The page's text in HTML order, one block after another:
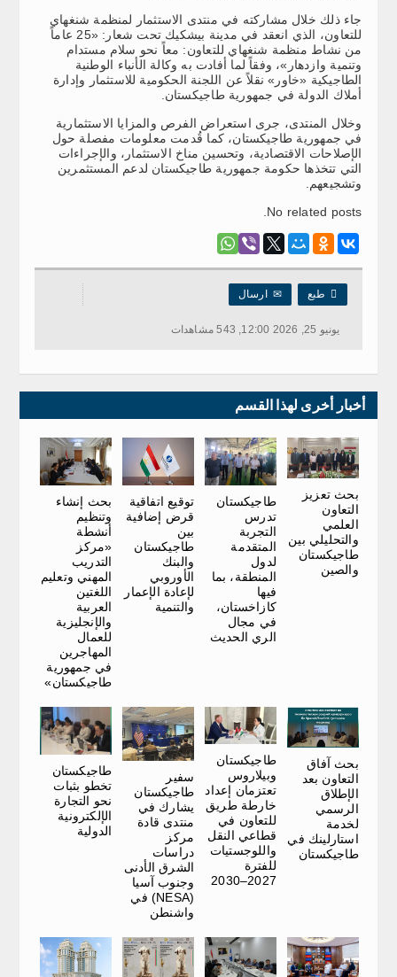
جاء ذلك خلال مشاركته في منتدى الاستثمار لمنظمة شنغهاي
للتعاون، الذي انعقد في مدينة بيشكيك تحت شعار: «25 عاماً
من نشاط منظمة شنغهاي للتعاون: معاً نحو سلام مستدام
وتنمية وازدهار»، وفقاً لما أفادت به وكالة الأنباء الوطنية
الطاجيكية «خاور» نقلاً عن اللجنة الحكومية للاستثمار وإدارة
أملاك الدولة في جمهورية طاجيكستان.
وخلال المنتدى، جرى استعراض الفرص والمزايا الاستثمارية
في جمهورية طاجيكستان، كما قُدمت معلومات مفصلة حول
الإصلاحات الاقتصادية، وتحسين مناخ الاستثمار، والإجراءات
التي تتخذها حكومة جمهورية طاجيكستان لدعم المستثمرين
وتشجيعهم.
No related posts.
 طبع ✉ارسال
يونيو 25, 2026 12:00, 543 مشاهدات
أخبار أخرى لهذا القسم
بحث تعزيز
التعاون
العلمي
والتحليلي بين
طاجيكستان
والصين
طاجيكستان
تدرس
التجربة
المتقدمة
لدول
المنطقة، بما
فيها
كازاخستان،
في مجال
الري الحديث
توقيع اتفاقية
قرض إضافية
بين
طاجيكستان
والبنك
الأوروبي
لإعادة الإعمار
والتنمية
بحث إنشاء
وتنظيم
أنشطة
«مركز
التدريب
المهني وتعليم
اللغتين
العربية
والإنجليزية
للعمال
المهاجرين
في جمهورية
طاجيكستان»
بحث آفاق
التعاون بعد
الإطلاق
الرسمي
لخدمة
استارلينك في
طاجيكستان
طاجيكستان
وبيلاروس
تعتزمان إعداد
خارطة طريق
للتعاون في
قطاعي النقل
واللوجستيات
للفترة
2027–2030
سفير
طاجيكستان
يشارك في
منتدى قادة
مركز
دراسات
الشرق الأدنى
وجنوب آسيا
(NESA) في
واشنطن
طاجيكستان
تخطو بثبات
نحو التجارة
الإلكترونية
الدولية